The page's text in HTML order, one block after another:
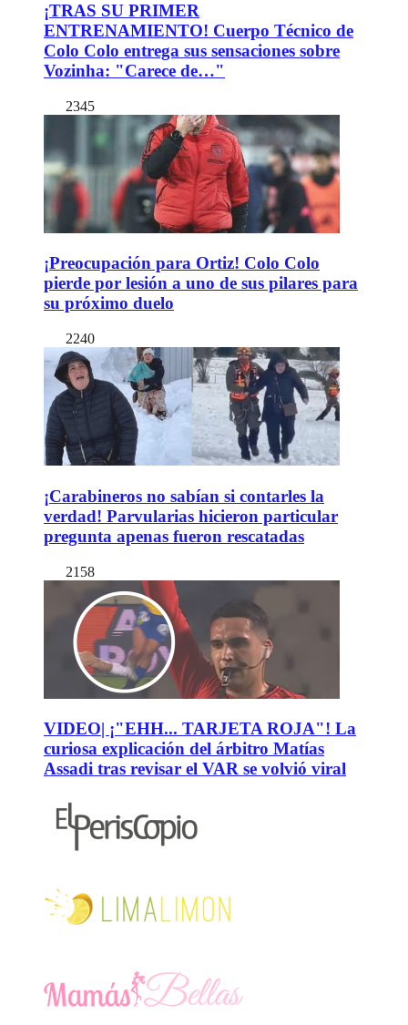
¡TRAS SU PRIMER
ENTRENAMIENTO! Cuerpo Técnico de
Colo Colo entrega sus sensaciones sobre
Vozinha: "Carece de…"
2345
¡Preocupación para Ortiz! Colo Colo
pierde por lesión a uno de sus pilares para
su próximo duelo
2240
¡Carabineros no sabían si contarles la
verdad! Parvularias hicieron particular
pregunta apenas fueron rescatadas
2158
VIDEO| ¡"EHH... TARJETA ROJA"! La
curiosa explicación del árbitro Matías
Assadi tras revisar el VAR se volvió viral